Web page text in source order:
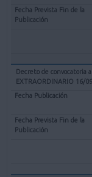
Decreto de convocatoria
EXTRAORDINARIO 16/